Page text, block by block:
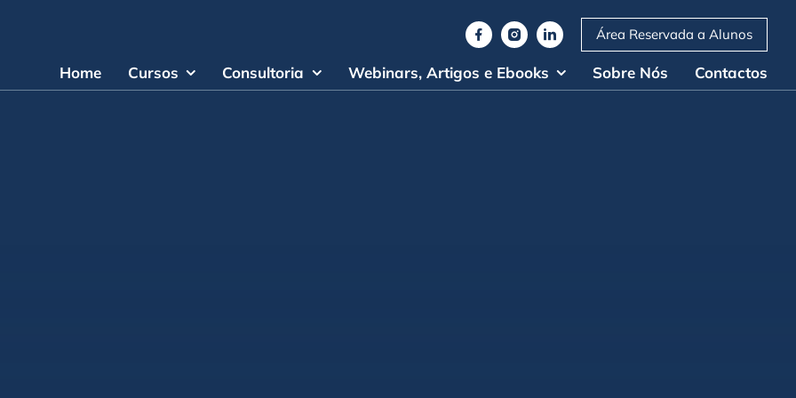
Área Reservada a Alunos
Home Cursos Consultoria Webinars, Artigos e Ebooks Sobre Nós Contactos